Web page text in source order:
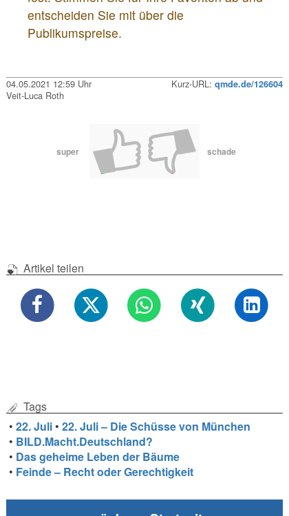
entscheiden Sie mit über die
Publikumspreise.
04.05.2021 12:59 Uhr Kurz-URL: qmde.de/126604
Veit-Luca Roth
super schade
Artikel teilen
Tags
•22. Juli •22. Juli – Die Schüsse von München
• BILD.Macht.Deutschland?
• Das geheime Leben der Bäume
• Feinde – Recht oder Gerechtigkeit